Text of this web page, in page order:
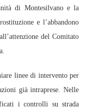
di Montesilvano e la
e l’abbandono
del Comitato
linee di intervento per
già intraprese. Nelle
i controlli su strada